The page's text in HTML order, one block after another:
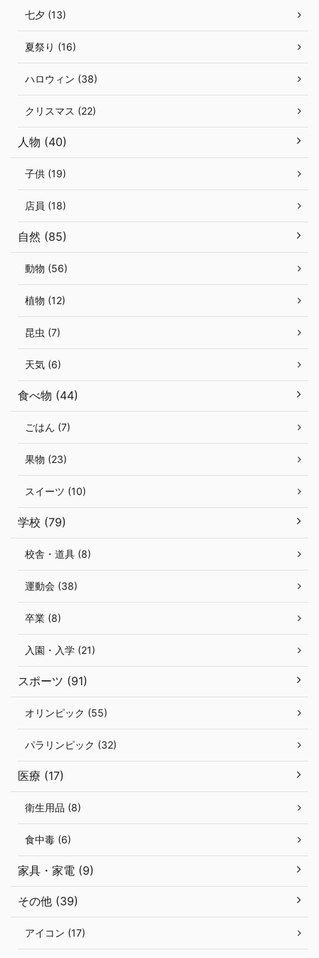
七夕 (13)
夏祭り (16)
ハロウィン (38)
クリスマス (22)
人物 (40)
子供 (19)
店員 (18)
自然 (85)
動物 (56)
植物 (12)
昆虫 (7)
天気 (6)
食べ物 (44)
ごはん (7)
果物 (23)
スイーツ (10)
学校 (79)
校舎・道具 (8)
運動会 (38)
卒業 (8)
入園・入学 (21)
スポーツ (91)
オリンピック (55)
パラリンピック (32)
医療 (17)
衛生用品 (8)
食中毒 (6)
家具・家電 (9)
その他 (39)
アイコン (17)